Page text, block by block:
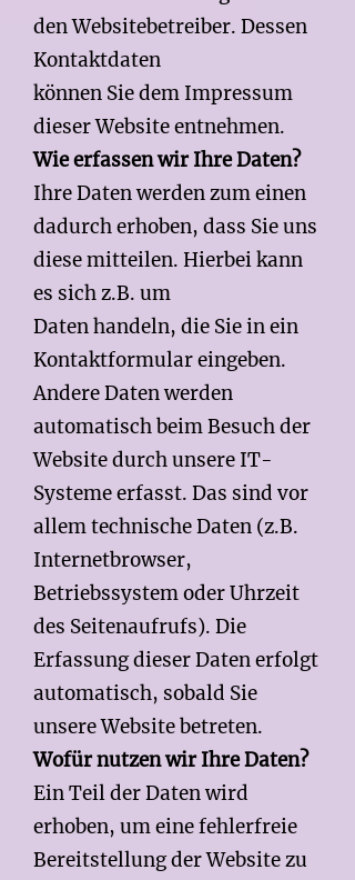
den Websitebetreiber. Dessen
Kontaktdaten
können Sie dem Impressum
dieser Website entnehmen.
Wie erfassen wir Ihre Daten?
Ihre Daten werden zum einen
dadurch erhoben, dass Sie uns
diese mitteilen. Hierbei kann
es sich z.B. um
Daten handeln, die Sie in ein
Kontaktformular eingeben.
Andere Daten werden
automatisch beim Besuch der
Website durch unsere IT-
Systeme erfasst. Das sind vor
allem technische Daten (z.B.
Internetbrowser,
Betriebssystem oder Uhrzeit
des Seitenaufrufs). Die
Erfassung dieser Daten erfolgt
automatisch, sobald Sie
unsere Website betreten.
Wofür nutzen wir Ihre Daten?
Ein Teil der Daten wird
erhoben, um eine fehlerfreie
Bereitstellung der Website zu